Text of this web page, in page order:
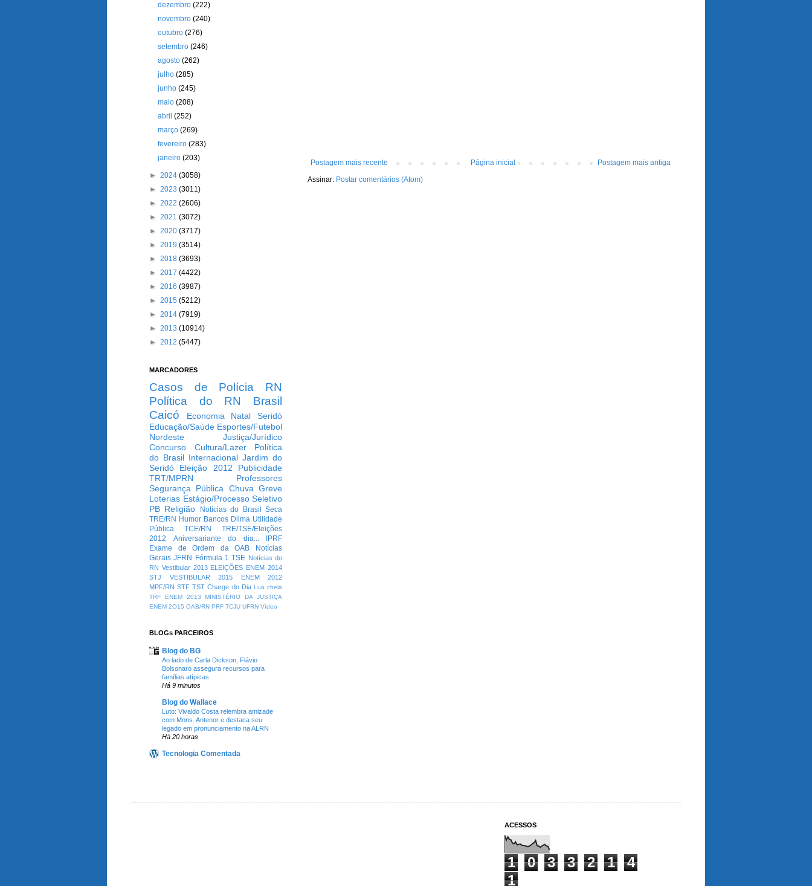
Postagem mais recente Postagem mais antiga
Página inicial
Assinar: Postar comentários (Atom)
dezembro(222)
novembro(240)
outubro(276)
setembro(246)
agosto(262)
julho(285)
junho(245)
maio(208)
abril(252)
março(269)
fevereiro(283)
janeiro(203)
► 2024 (3058)
► 2023 (3011)
► 2022 (2606)
► 2021 (3072)
► 2020 (3717)
► 2019 (3514)
► 2018 (3693)
► 2017 (4422)
► 2016 (3987)
► 2015 (5212)
► 2014 (7919)
► 2013 (10914)
► 2012 (5447)
MARCADORES
Casos de Polícia
RN
Política do RN
Brasil
Caicó
Economia Natal
Seridó
Educação/Saúde Esportes/Futebol
Nordeste
Justiça/Jurídico
Concurso
Cultura/Lazer
Política
do Brasil Internacional Jardim do
Seridó
Eleição 2012
Publicidade
TRT/MPRN
Professores
Segurança Pública Chuva Greve
Loterias Estágio/Processo Seletivo
PB Religião Notícias do Brasil
Seca
TRE/RN Humor Bancos Dilma Utilidade
Pública
TCE/RN
TRE/TSE/Eleições
2012
Aniversariante do dia...
IPRF
Exame de Ordem da OAB
Notícias
Gerais JFRN Fórmula 1 TSE Notícias do
RN Vestibular 2013 ELEIÇÕES ENEM 2014
STJ
VESTIBULAR 2015
ENEM 2012
MPF/RN STF TST Charge do Dia Lua cheia
TRF
ENEM 2013
MINISTÉRIO DA JUSTIÇA
ENEM 2O15 OAB/RN PRF TCJU UFRN Vídeo
BLOGs PARCEIROS
Blog do BG
Ao lado de Carla Dickson, Flávio
Bolsonaro assegura recursos para
famílias atípicas
Há 9 minutos
Blog do Wallace
Luto: Vivaldo Costa relembra amizade
com Mons. Antenor e destaca seu
legado em pronunciamento na ALRN
Há 20 horas
Tecnologia Comentada
ACESSOS
1 0 3 3 2 1
4
1